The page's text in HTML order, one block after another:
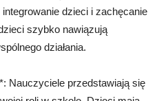
dzieci i zachęcanie
szybko nawiązują
działania.
Nauczyciele przedstawiają się